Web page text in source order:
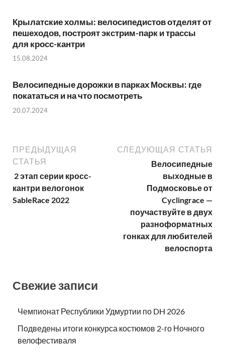
Крылатские холмы: велосипедистов отделят от
пешеходов, построят экстрим-парк и трассы
для кросс-кантри
15.08.2024
Велосипедные дорожки в парках Москвы: где
покататься и на что посмотреть
20.07.2024
ПРЕДЫДУЩАЯ
СТАТЬЯ
2 этап серии кросс-
кантри велогонок
SableRace 2022
СЛЕДУЮЩАЯ СТАТЬЯ
Велосипедные
выходные в
Подмосковье от
Cyclingrace —
поучаствуйте в двух
разноформатных
гонках для любителей
велоспорта
Свежие записи
Чемпионат Республики Удмуртии по DH 2026
Подведены итоги конкурса костюмов 2-го Ночного
велофестиваля